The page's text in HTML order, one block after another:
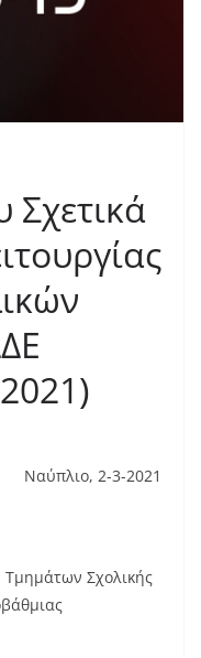
Σχετικά
Ναύπλιο, 2-3-2021
Τμημάτων Σχολικής